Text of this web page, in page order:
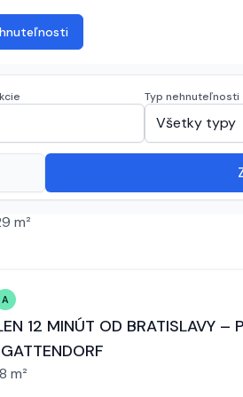
Typ nehnuteľnosti
Všetky typy
6i dizajnová vila s
m²
A
12 MINÚT OD BRATISLAVY –
m²